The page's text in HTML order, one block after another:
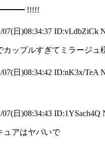
!!!!!
07(日)08:34:37 ID:vLdbZiCk
カップルすぎてミラージ
07(日)08:34:42 ID:nK3x/TeA
07(日)08:34:43 ID:1YSach4Q
ュアはヤバいで